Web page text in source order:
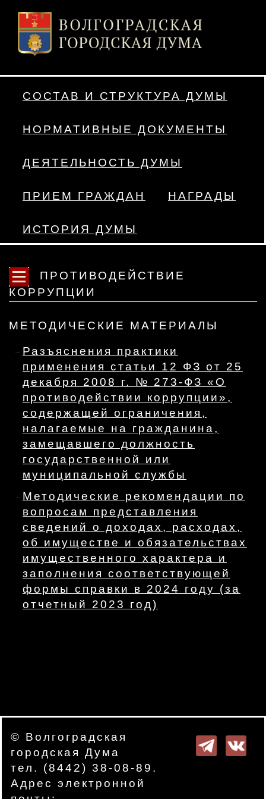
СОСТАВ И СТРУКТУРА ДУМЫ
НОРМАТИВНЫЕ ДОКУМЕНТЫ
ДЕЯТЕЛЬНОСТЬ ДУМЫ
ПРИЕМ ГРАЖДАН НАГРАДЫ
ИСТОРИЯ ДУМЫ
ПРОТИВОДЕЙСТВИЕ
КОРРУПЦИИ
МЕТОДИЧЕСКИЕ МАТЕРИАЛЫ
Разъяснения практики
применения статьи 12 ФЗ от 25
декабря 2008 г. № 273-ФЗ «О
противодействии коррупции»,
содержащей ограничения,
налагаемые на гражданина,
замещавшего должность
государственной или
муниципальной службы
Методические рекомендации по
вопросам представления
сведений о доходах, расходах,
об имуществе и обязательствах
имущественного характера и
заполнения соответствующей
формы справки в 2024 году (за
отчетный 2023 год)
© Волгоградская
городская Дума
тел. (8442) 38-08-89.
Адрес электронной